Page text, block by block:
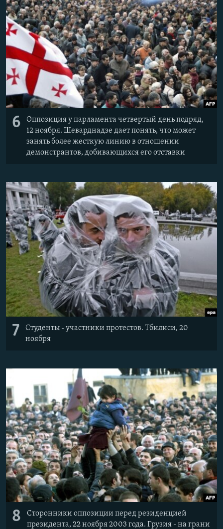
6
Оппозиция у парламента четвертый день подряд,
12 ноября. Шеварднадзе дает понять, что может
занять более жесткую линию в отношении
демонстрантов, добивающихся его отставки
7
Студенты - участники протестов. Тбилиси, 20
ноября
8
Сторонники оппозиции перед резиденцией
президента, 22 ноября 2003 года. Грузия - на грани